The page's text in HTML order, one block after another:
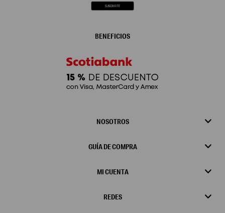
NOSOTROS
GUÍA DE COMPRA
MI CUENTA
REDES
BENEFICIOS